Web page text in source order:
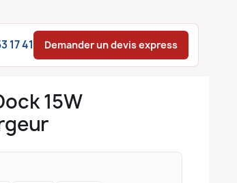
17 41 Demander un devis express
15W